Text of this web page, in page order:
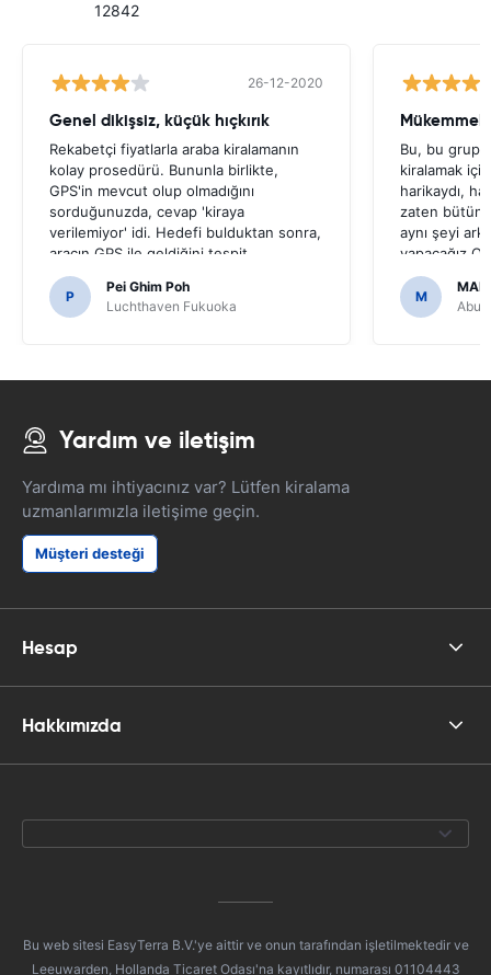
12842
26-12-2020
Genel dikişsiz, küçük hıçkırık
Rekabetçi fiyatlarla araba kiralamanın
kolay prosedürü. Bununla birlikte,
GPS'in mevcut olup olmadığını
sorduğunuzda, cevap 'kiraya
verilemiyor' idi. Hedefi bulduktan sonra,
aracın GPS ile geldiğini tespit
ettik.Japon yollarda gezinmek için
gerekli olduğu için bir GPS almaya karar
verirsek korkunç olurdu.
P
Pei Ghim Poh
Luchthaven Fukuoka
Mükemmel
Bu, bu grup
kiralamak
harikaydı,
zaten bütün
aynı şeyi
bir hale
M
Abu
Yardım ve iletişim
Yardıma mı ihtiyacınız var? Lütfen kiralama
uzmanlarımızla iletişime geçin.
Müşteri desteği
Hesap
Hakkımızda
Bu web sitesi EasyTerra B.V.'ye aittir ve onun tarafından işletilmektedir ve
Leeuwarden, Hollanda Ticaret Odası'na kayıtlıdır, numarası 01104443